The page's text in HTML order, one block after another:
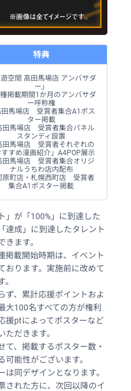
特典
遊空間 高田馬場店 アンバサダ
ー」
掲載期間1か月のアンバサダ
ー呼称権
馬場店 受賞者集合A1ポス
ター掲載
馬場店 受賞者集合パネル
スタンディ設置
馬場店 受賞者それぞれの
すすめ漫画紹介」A4POP展示
馬場店 受賞者集合オリジ
ナルうちわ店内配布
町店・札幌西町店 受賞者
集合A1ポスター掲載
」が「100%」に到達した
達成」に到達したタレント
ます。
掲載開始時期は、イベント
おります。実施前に改めて
ず、累計応援ポイントおよ
大100名すべての方が権利
援ptによってポスターなど
だきます。
、掲載するポスター数・
能性がございます。
同デザインとなります。
された方に、次回以降のイ